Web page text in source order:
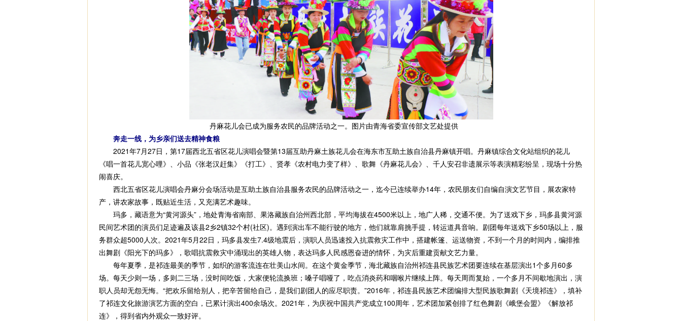
丹麻花儿会已成为服务农民的品牌活动之一。图片由青海省委宣传部文艺处提供
奔走一线，为乡亲们送去精神食粮
2021年7月27日，第17届西北五省区花儿演唱会暨第13届互助丹麻土族花儿会在海东市互助土族自治县丹麻镇开唱。丹麻镇综合文化站组织的花儿
《唱一首花儿宽心哩》、小品《张老汉赶集》《打工》、贤孝《农村电力变了样》、歌舞《丹麻花儿会》、千人安召非遗展示等表演精彩纷呈，现场十分热
闹喜庆。
西北五省区花儿演唱会丹麻分会场活动是互助土族自治县服务农民的品牌活动之一，迄今已连续举办14年，农民朋友们自编自演文艺节目，展农家特
产，讲农家故事，既贴近生活，又充满艺术趣味。
玛多，藏语意为“黄河源头”，地处青海省南部、果洛藏族自治州西北部，平均海拔在4500米以上，地广人稀，交通不便。为了送戏下乡，玛多县黄河源
民间艺术团的演员们足迹遍及该县2乡2镇32个村(社区)。遇到演出车不能行驶的地方，他们就靠肩挑手提，转运道具音响。剧团每年送戏下乡50场以上，服
务群众超5000人次。2021年5月22日，玛多县发生7.4级地震后，演职人员迅速投入抗震救灾工作中，搭建帐篷、运送物资，不到一个月的时间内，编排推
出舞剧《阳光下的玛多》，歌唱抗震救灾中涌现出的英雄人物，表达玛多人民感恩奋进的情怀，为灾后重建贡献文艺力量。
每年夏季，是祁连最美的季节，如织的游客流连在壮美山水间。在这个黄金季节，海北藏族自治州祁连县民族艺术团要连续在基层演出1个多月60多
场。每天少则一场，多则二三场，没时间吃饭，大家便轮流换班；嗓子唱哑了，吃点消炎药和咽喉片继续上阵。每天周而复始，一个多月不间歇地演出，演
职人员却无怨无悔。“把欢乐留给别人，把辛苦留给自己，是我们剧团人的应尽职责。”2016年，祁连县民族艺术团编排大型民族歌舞剧《天境祁连》，填补
了祁连文化旅游演艺方面的空白，已累计演出400余场次。2021年，为庆祝中国共产党成立100周年，艺术团加紧创排了红色舞剧《峨堡会盟》《解放祁
连》，得到省内外观众一致好评。